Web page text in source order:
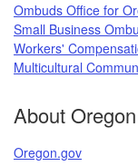
Ombuds Office for
Small Business
Workers'
Multicultural
About Oregon
Oregon.gov